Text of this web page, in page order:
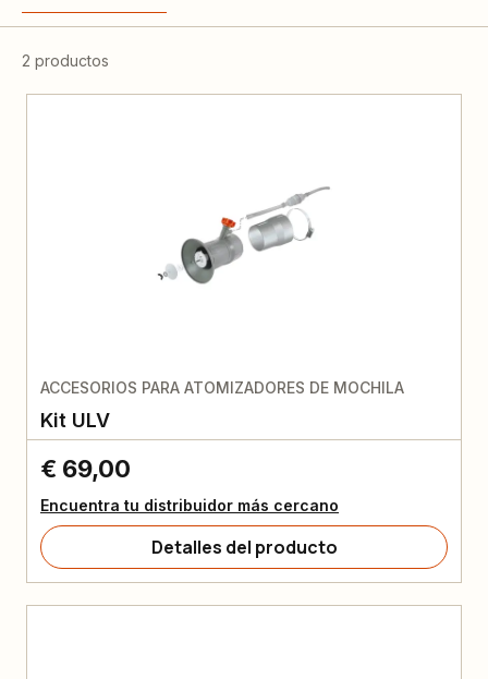
2 productos
ACCESORIOS PARA ATOMIZADORES DE MOCHILA
Kit ULV
€ 69,00
Encuentra tu distribuidor más cercano
Detalles del producto